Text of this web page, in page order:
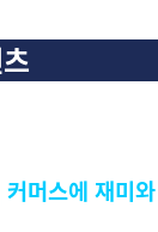
머스에 재미